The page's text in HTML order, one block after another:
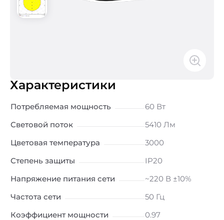
Характеристики
Потребляемая мощность
60 Вт
Световой поток
5410 Лм
Цветовая температура
3000
Степень защиты
IP20
Напряжение питания сети
~220 В ±10%
Частота сети
50 Гц
Коэффициент мощности
0.97